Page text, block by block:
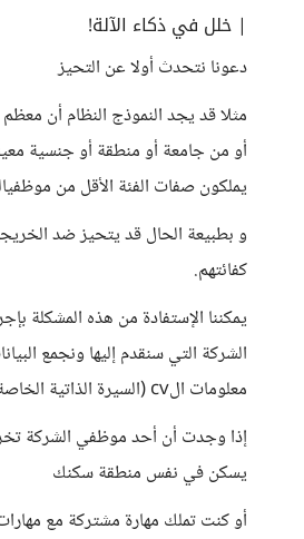
| خلل في ذكاء الآلة!
دعونا نتحدث أولا عن التحيز
مثلا قد يجد النموذج النظام أن
أو من جامعة أو منطقة أو جنسية
يملكون صفات الفئة الأقل من
و بطبيعة الحال قد يتحيز ضد
كفائتهم.
يمكننا الإستفادة من هذه المشكلة
الشركة التي سنقدم إليها ونجمع
معلومات الcv (السيرة الذاتية الخاصة بنا)
إذا وجدت أن أحد موظفي الشركة
يسكن في نفس منطقة سكنك
أو كنت تملك مهارة مشتركة مع